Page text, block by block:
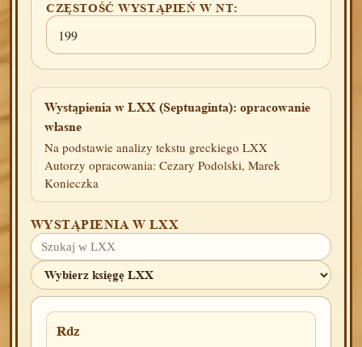
CZĘSTOŚĆ WYSTĄPIEŃ W NT:
199
Wystąpienia w LXX (Septuaginta): opracowanie
własne
Na podstawie analizy tekstu greckiego LXX
Autorzy opracowania: Cezary Podolski, Marek
Konieczka
WYSTĄPIENIA W LXX
Rdz